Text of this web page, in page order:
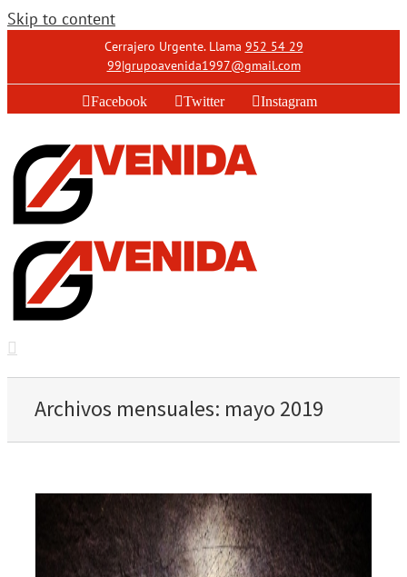
Skip to content
Cerrajero Urgente. Llama 952 54 29
99|grupoavenida1997@gmail.com
Facebook Twitter Instagram
Archivos mensuales: mayo 2019